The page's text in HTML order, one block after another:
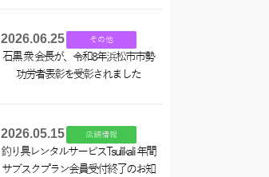
2026.06.25 その他
石黒 衆 会長が、令和8年浜松市市勢
功労者表彰を受彰されました
2026.05.15 店舗情報
釣り具レンタルサービスTsulikali 年間
サブスクプラン会員受付終了のお知